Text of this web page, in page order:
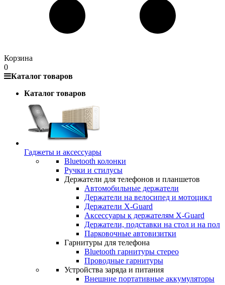
Корзина
0
Каталог товаров
Каталог товаров
Гаджеты и аксессуары
Bluetooth колонки
Ручки и стилусы
Держатели для телефонов и планшетов
Автомобильные держатели
Держатели на велосипед и мотоцикл
Держатели X-Guard
Аксессуары к держателям X-Guard
Держатели, подставки на стол и на пол
Парковочные автовизитки
Гарнитуры для телефона
Bluetooth гарнитуры стерео
Проводные гарнитуры
Устройства заряда и питания
Внешние портативные аккумуляторы